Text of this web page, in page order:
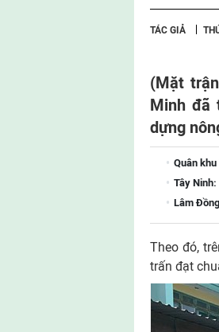
TÁC GIẢ
(Mặt
Minh đã
dựng
Quân
Tây
Lâm
Theo đó,
trấn đạt